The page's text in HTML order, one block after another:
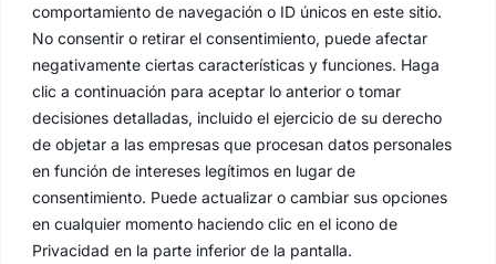
comportamiento de navegación o ID únicos en este sitio.
No consentir o retirar el consentimiento, puede afectar
negativamente ciertas características y funciones. Haga
clic a continuación para aceptar lo anterior o tomar
decisiones detalladas, incluido el ejercicio de su derecho
de objetar a las empresas que procesan datos personales
en función de intereses legítimos en lugar de
consentimiento. Puede actualizar o cambiar sus opciones
en cualquier momento haciendo clic en el icono de
Privacidad en la parte inferior de la pantalla.